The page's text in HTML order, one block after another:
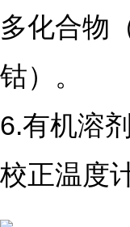
多化合物
钴）。
6.有机溶
校正温度